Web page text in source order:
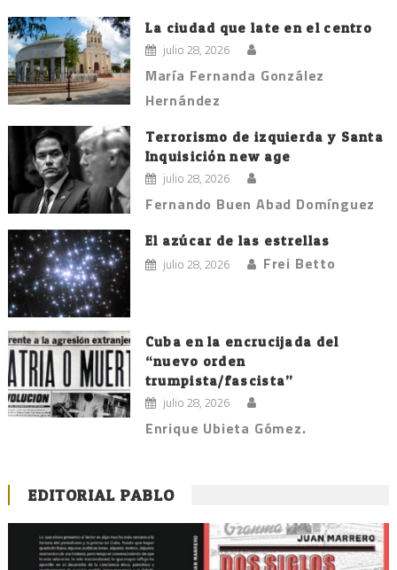
La ciudad que late en el centro
julio 28, 2026
María Fernanda González
Hernández
Terrorismo de izquierda y Santa
Inquisición new age
julio 28, 2026
Fernando Buen Abad Domínguez
El azúcar de las estrellas
julio 28, 2026 Frei Betto
Cuba en la encrucijada del
“nuevo orden
trumpista/fascista”
julio 28, 2026
Enrique Ubieta Gómez.
EDITORIAL PABLO